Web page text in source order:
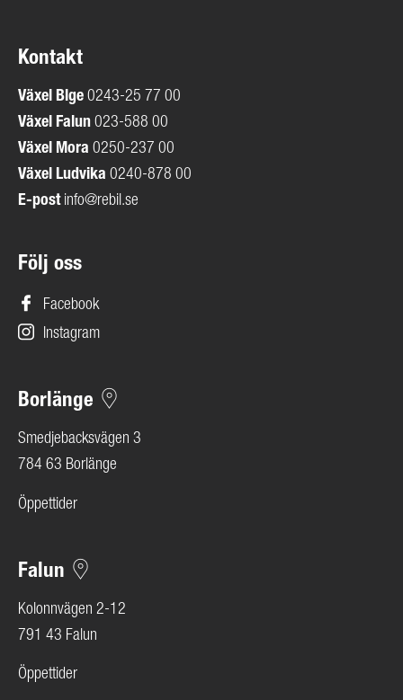
Kontakt
Växel Blge 0243-25 77 00
Växel Falun 023-588 00
Växel Mora 0250-237 00
Växel Ludvika 0240-878 00
E-post info@rebil.se
Följ oss
Facebook
Instagram
Borlänge
Smedjebacksvägen 3
784 63 Borlänge
Öppettider
Falun
Kolonnvägen 2-12
791 43 Falun
Öppettider